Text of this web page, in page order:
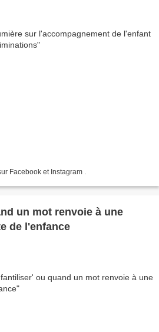
Facebook et Instagram .
un mot renvoie à une
de l'enfance